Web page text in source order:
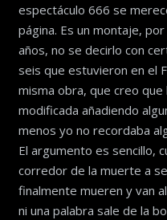
espectáculo 666 se
página. Es un montaje,
años, no se decirlo con
seis que estuvieron en el
misma obra, que creo
modificada añadiendo
menos yo no recordaba
El argumento es sencillo,
corredor de la muerte a
finalmente mueren y van
ni una palabra sale de la